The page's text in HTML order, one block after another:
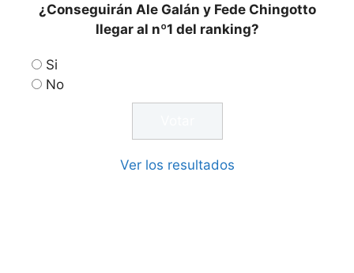
¿Conseguirán Ale Galán y Fede Chingotto
llegar al nº1 del ranking?
Si
No
Ver los resultados